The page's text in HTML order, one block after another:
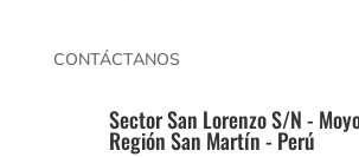
CONTÁCTANOS
Sector San Lorenzo S/N -
Región San Martín - Perú